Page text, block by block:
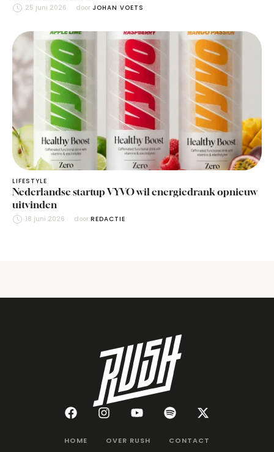
25 juni 2026 door JOHAN VOETS
LIFESTYLE
Nederlandse startup VYVO wil energiedrank opnieuw
uitvinden
18 juni 2026 door REDACTIE
HOME OVER RUSH CONTACT